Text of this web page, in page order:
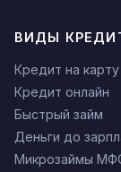
ВИДЫ
Кредит на карту
Кредит онлайн
Быстрый займ
Деньги до
Микрозаймы